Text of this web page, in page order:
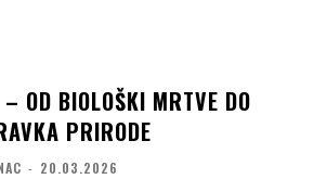
OD BIOLOŠKI MRTVE DO
PRIRODE
- 20.03.2026